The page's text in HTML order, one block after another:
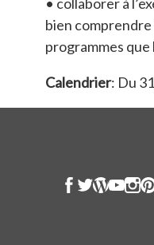
bien comprendre
programmes
Calendrier: Du